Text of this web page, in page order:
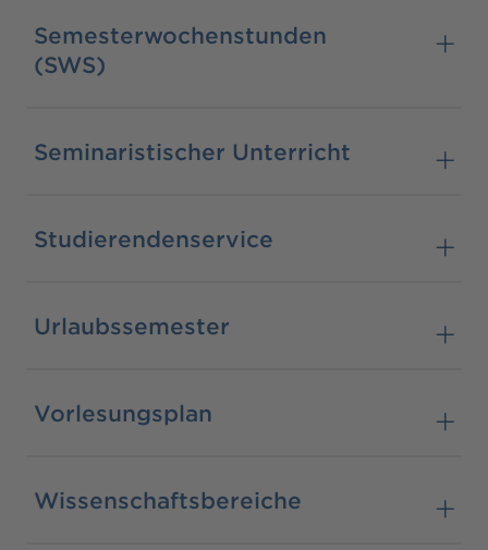
Semesterwochenstunden
(SWS)
Seminaristischer Unterricht
Studierendenservice
Urlaubssemester
Vorlesungsplan
Wissenschaftsbereiche